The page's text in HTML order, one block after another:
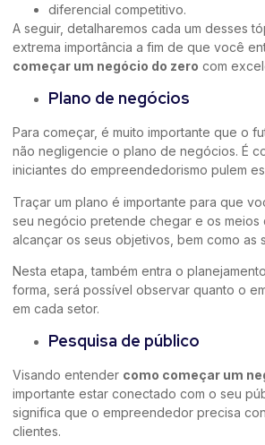
diferencial competitivo.
A seguir, detalharemos cada um desses
extrema importância a fim de que você
começar um negócio do zero com
Plano de negócios
Para começar, é muito importante que o
não negligencie o plano de negócios. É
iniciantes do empreendedorismo pulem
Traçar um plano é importante para que
seu negócio pretende chegar e os meios
alcançar os seus objetivos, bem como as
Nesta etapa, também entra o
forma, será possível observar quanto o
em cada setor.
Pesquisa de público
Visando entender como começar um
importante estar conectado com o seu
significa que o empreendedor precisa
clientes.